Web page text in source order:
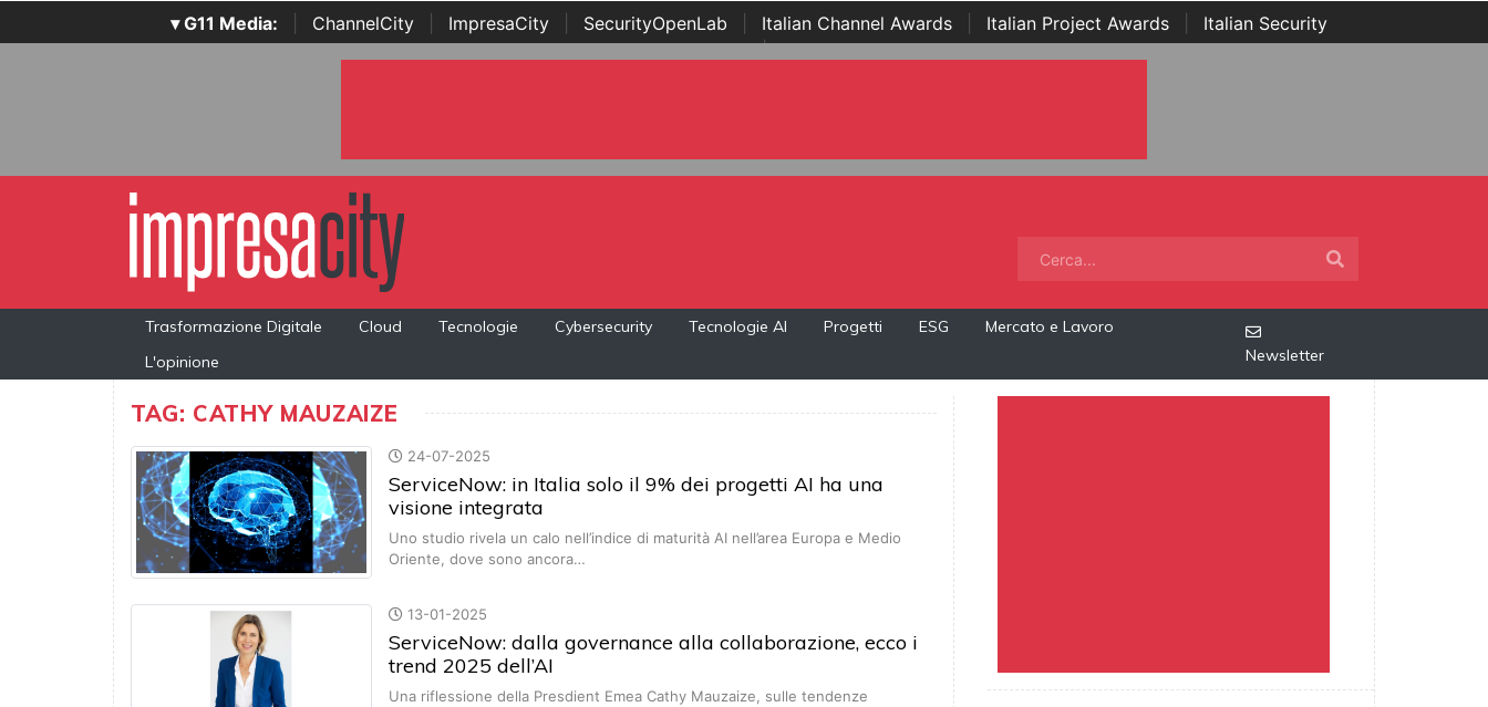
▾ G11 Media: ChannelCity ImpresaCity SecurityOpenLab Italian Channel Awards Italian Project Awards
Italian Security
Awards | ...
Trasformazione Digitale Cloud Tecnologie Cybersecurity Tecnologie AI Progetti ESG
Mercato e Lavoro
L'opinione
Newsletter
TAG: CATHY MAUZAIZE
24-07-2025
ServiceNow: in Italia solo il 9% dei progetti AI ha una
visione integrata
Uno studio rivela un calo nell’indice di maturità AI nell’area Europa e Medio
Oriente, dove sono ancora…
13-01-2025
ServiceNow: dalla governance alla collaborazione, ecco i
trend 2025 dell’AI
Una riflessione della Presdient Emea Cathy Mauzaize, sulle tendenze